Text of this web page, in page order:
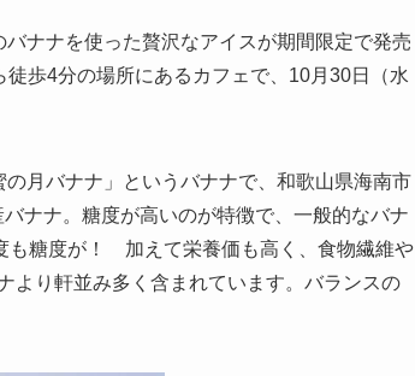
ナナを使った贅沢なアイスが期間限定で発売
歩4分の場所にあるカフェで、10月30日（水
月バナナ」というバナナで、和歌山県海南市
ナナ。糖度が高いのが特徴で、一般的なバナ
も糖度が！ 加えて栄養価も高く、食物繊維や
より軒並み多く含まれています。バランスの